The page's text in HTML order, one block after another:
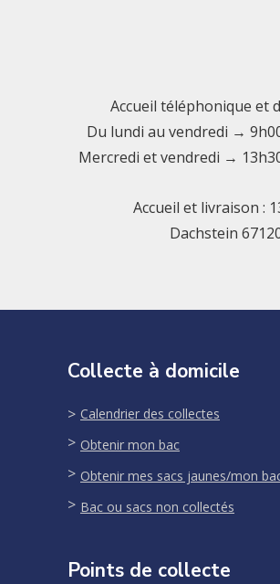
Accueil téléphonique et
Du lundi au vendredi →
Mercredi et vendredi →
Accueil et livraison :
Dachstein
Collecte à domicile
Calendrier des collectes
Obtenir mon bac
Obtenir mes sacs jaunes/mon
Bac ou sacs non collectés
Points de collecte